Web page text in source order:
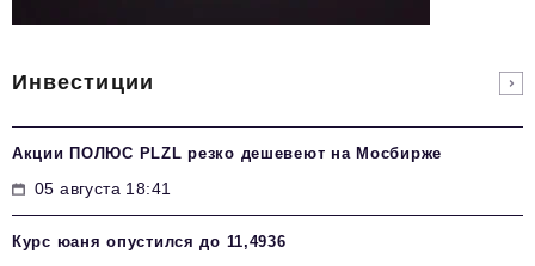
Инвестиции
Акции ПОЛЮС PLZL резко дешевеют на Мосбирже
05 августа 18:41
Курс юаня опустился до 11,4936